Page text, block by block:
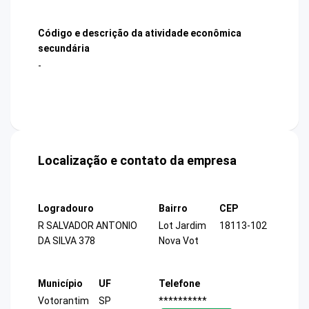
Código e descrição da atividade econômica
secundária
-
Localização e contato da empresa
Logradouro
R SALVADOR ANTONIO
DA SILVA 378
Bairro
Lot Jardim
Nova Vot
CEP
18113-102
Município
Votorantim
UF
SP
Telefone
**********